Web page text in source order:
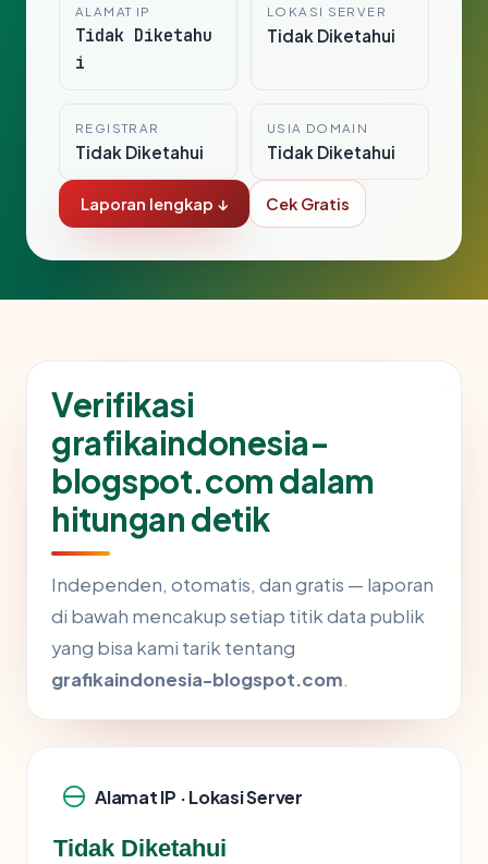
ALAMAT IP
Tidak Diketahu
i
LOKASI SERVER
Tidak Diketahui
REGISTRAR
Tidak Diketahui
USIA DOMAIN
Tidak Diketahui
Laporan lengkap ↓ Cek Gratis
Verifikasi
grafikaindonesia-
blogspot.com dalam
hitungan detik
Independen, otomatis, dan gratis — laporan
di bawah mencakup setiap titik data publik
yang bisa kami tarik tentang
grafikaindonesia-blogspot.com.
Alamat IP · Lokasi Server
Tidak Diketahui